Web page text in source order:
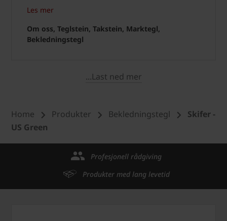
Les mer
Om oss, Teglstein, Takstein, Marktegl,
Bekledningstegl
...Last ned mer
Home Produkter Bekledningstegl
Skifer -
US Green
Profesjonell rådgiving
Produkter med lang levetid